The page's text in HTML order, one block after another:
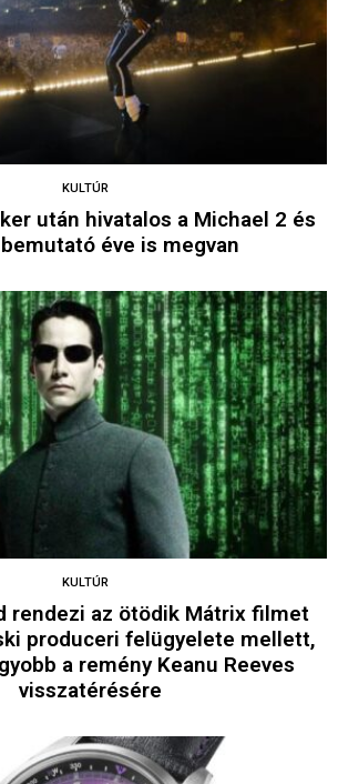
KULTÚR
után hivatalos a Michael 2 és
éve is megvan
KULTÚR
rendezi az ötödik Mátrix filmet
produceri felügyelete mellett,
a remény Keanu Reeves
visszatérésére